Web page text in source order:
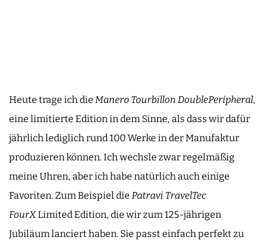
Heute trage ich die Manero Tourbillon DoublePeripheral,
eine limitierte Edition in dem Sinne, als dass wir dafür
jährlich lediglich rund 100 Werke in der Manufaktur
produzieren können. Ich wechsle zwar regelmäßig
meine Uhren, aber ich habe natürlich auch einige
Favoriten. Zum Beispiel die Patravi TravelTec
FourXLimited Edition, die wir zum 125-jährigen
Jubiläum lanciert haben. Sie passt einfach perfekt zu